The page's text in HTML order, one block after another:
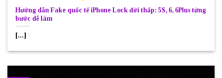
Hướng dẫn Fake quốc tế iPhone Lock đời thấp: 5S, 6, 6Plus từng
bước dễ làm
[...]